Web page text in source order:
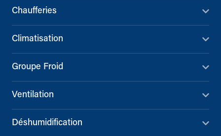
Chaufferies
Climatisation
Groupe Froid
Ventilation
Déshumidification